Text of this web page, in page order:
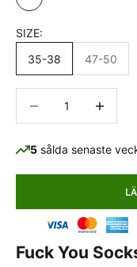
Black/Gray/White
SIZE:
35-38
47-50
5 sålda senaste
Fuck You